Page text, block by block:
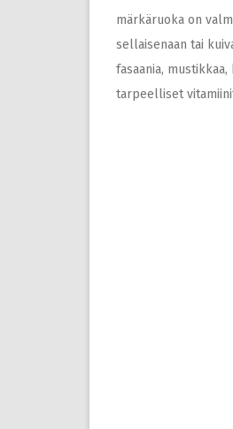
märkäruoka on
sellaisenaan tai
fasaania,
tarpeelliset